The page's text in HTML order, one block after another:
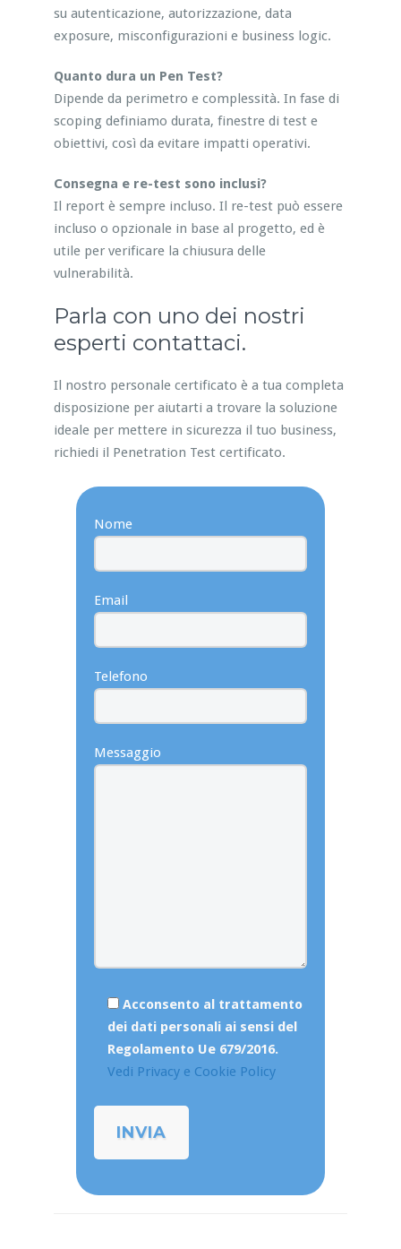
su autenticazione, autorizzazione, data
exposure, misconfigurazioni e business logic.
Quanto dura un Pen Test?
Dipende da perimetro e complessità. In fase di
scoping definiamo durata, finestre di test e
obiettivi, così da evitare impatti operativi.
Consegna e re-test sono inclusi?
Il report è sempre incluso. Il re-test può essere
incluso o opzionale in base al progetto, ed è
utile per verificare la chiusura delle
vulnerabilità.
Parla con uno dei nostri
esperti contattaci.
Il nostro personale certificato è a tua completa
disposizione per aiutarti a trovare la soluzione
ideale per mettere in sicurezza il tuo business,
richiedi il Penetration Test certificato.
Nome
Email
Telefono
Messaggio
Acconsento al trattamento
dei dati personali ai sensi del
Regolamento Ue 679/2016.
Vedi Privacy e Cookie Policy